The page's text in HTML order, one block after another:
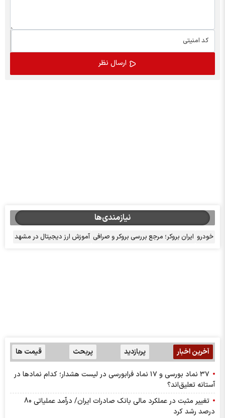
نیازمندی‌ها
خودرو ایران بروکر؛ مرجع بررسی بروکر و صرافی آموزش ارز دیجیتال در مشهد
آخرین اخبار پربازدید پربحث قیمت ها
۳۷ نماد بورسی و ۱۷ نماد فرابورسی در لیست هشدار؛ کدام نماد‌ها در
آستانه تعلیق‌اند؟
تغییر مثبت در عملکرد مالی بانک صادرات ایران/ درآمد عملیاتی 80
درصد رشد کرد